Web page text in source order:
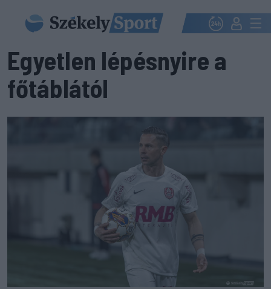
Egyetlen lépésnyire a
főtáblától